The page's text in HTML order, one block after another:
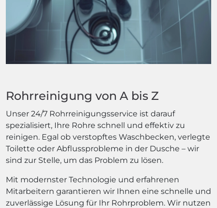
Rohrreinigung von A bis Z
Unser 24/7 Rohrreinigungsservice ist darauf
spezialisiert, Ihre Rohre schnell und effektiv zu
reinigen. Egal ob verstopftes Waschbecken, verlegte
Toilette oder Abflussprobleme in der Dusche – wir
sind zur Stelle, um das Problem zu lösen.
Mit modernster Technologie und erfahrenen
Mitarbeitern garantieren wir Ihnen eine schnelle und
zuverlässige Lösung für Ihr Rohrproblem. Wir nutzen